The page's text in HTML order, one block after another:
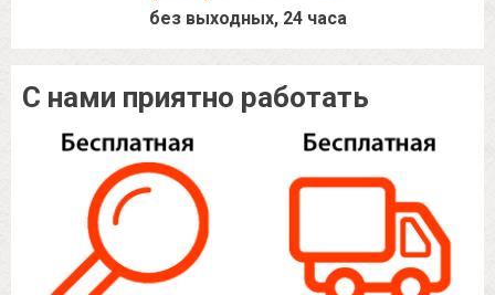
без выходных, 24 часа
С нами приятно работать